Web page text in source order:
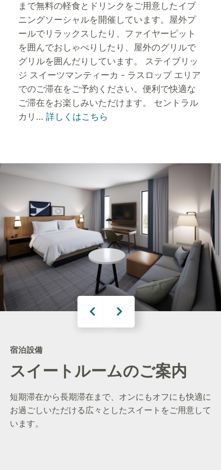
まで無料の軽食とドリンクをご用意したイブ
ニングソーシャルを開催しています。屋外プ
ールでリラックスしたり、ファイヤーピット
を囲んでおしゃべりしたり、屋外のグリルで
グリルを囲んだりしています。 ステイブリッ
ジ スイーツマンティーカ - ラスロップ エリア
でのご滞在をご予約ください。便利で快適な
ご滞在をお楽しみいただけます。
セントラル
カリ ...詳しくはこちら
宿泊設備
スイートルームのご案内
短期滞在から長期滞在まで、オンにもオフにも快適に
お過ごしいただける広々としたスイートをご用意して
います。